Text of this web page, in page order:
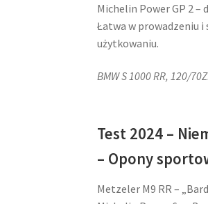
Michelin Power GP 2 –
Łatwa w prowadzeniu
użytkowaniu.
BMW S 1000 RR, 120/
Test 2024 –
– Opony
Metzeler M9 RR –